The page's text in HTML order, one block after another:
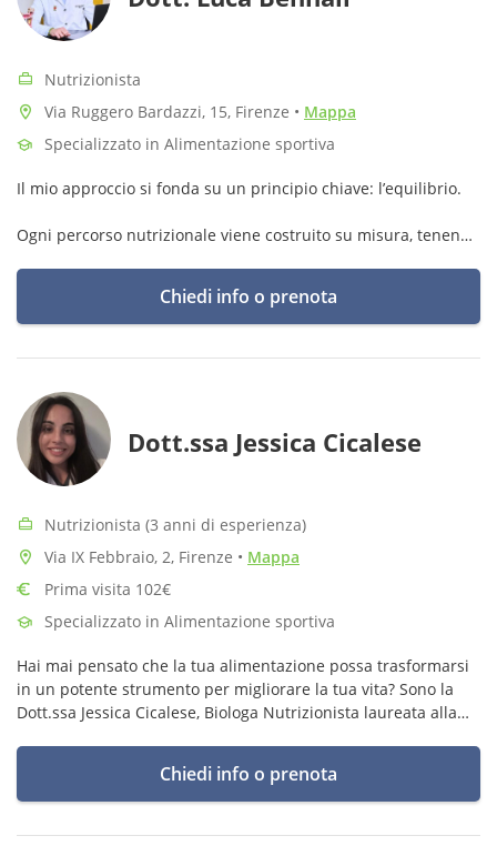
Nutrizionista
Via Ruggero Bardazzi, 15, Firenze • Mappa
Specializzato in Alimentazione sportiva
Il mio approccio si fonda su un principio chiave: l’equilibrio.
Ogni percorso nutrizionale viene costruito su misura, tenendo
Chiedi info o prenota
Dott.ssa Jessica Cicalese
Nutrizionista (3 anni di esperienza)
Via IX Febbraio, 2, Firenze • Mappa
Prima visita 102€
Specializzato in Alimentazione sportiva
Hai mai pensato che la tua alimentazione possa trasformarsi
in un potente strumento per migliorare la tua vita? Sono la
Dott.ssa Jessica Cicalese, Biologa Nutrizionista laureata alla
Chiedi info o prenota